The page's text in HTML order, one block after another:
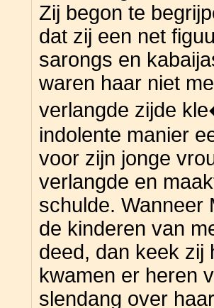
Zij begon te
dat zij een net
sarongs en
waren haar niet
verlangde zijde
indolente manier
voor zijn jonge
verlangde en
schulde. Wanneer
de kinderen van
deed, dan keek zij
kwamen er heren
slendang over